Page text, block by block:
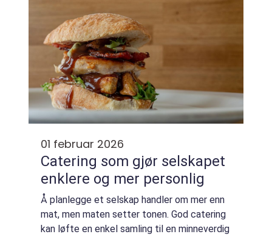
01 februar 2026
Catering som gjør selskapet
enklere og mer personlig
Å planlegge et selskap handler om mer enn
mat, men maten setter tonen. God catering
kan løfte en enkel samling til en minneverdig